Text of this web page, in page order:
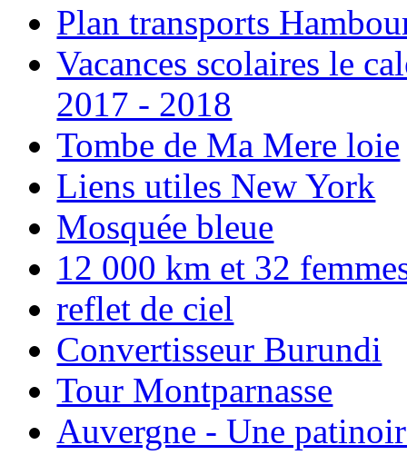
Plan transports
Vacances scolaires le
2017 - 2018
Tombe de Ma Mere loie
Liens utiles New York
Mosquée bleue
12 000 km et 32
reflet de ciel
Convertisseur Burundi
Tour Montparnasse
Auvergne - Une